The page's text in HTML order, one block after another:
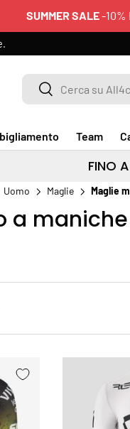
SUMMER SALE-10%
Cerca su All4cycling
Cerca
Team
FINO
Uomo Maglie Maglie
a